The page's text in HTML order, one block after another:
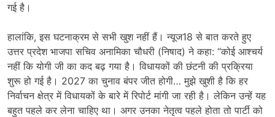
गई है।
हालांकि, इस घटनाक्रम से सभी खुश नहीं हैं। न्यूज18 से बात करते हुए
उत्तर प्रदेश भाजपा सचिव अनामिका चौधरी (निषाद) ने कहा: “कोई आश्चर्य
नहीं कि योगी जी का कद बढ़ गया है। विधायकों की छंटनी की प्रक्रिया
शुरू हो गई है। 2027 का चुनाव बंपर जीत होगी… मुझे खुशी है कि हर
निर्वाचन क्षेत्र में विधायकों के बारे में रिपोर्ट मांगी जा रही है। लेकिन उन्हें यह
बहुत पहले कर लेना चाहिए था। अगर उनका नेतृत्व पहले होता तो पार्टी को